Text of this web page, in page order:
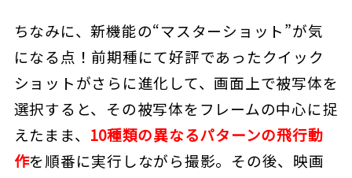
ちなみに、新機能の“マスターショット”が気
になる点！前期種にて好評であったクイック
ショットがさらに進化して、画面上で被写体を
選択すると、その被写体をフレームの中心に捉
えたまま、 10種類の異なるパターンの飛行動
作を順番に実行しながら撮影。その後、映画